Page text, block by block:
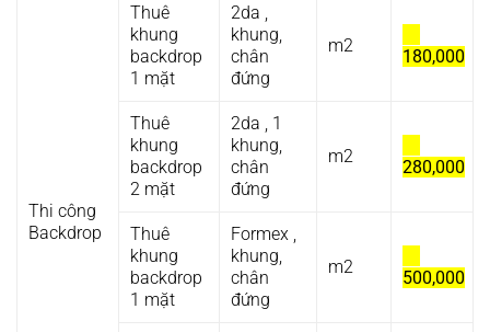
Thi công
Backdrop
Thuê
khung
backdrop
1 mặt
2da ,
khung,
chân
đứng
m2
180,000
Thuê
khung
backdrop
2 mặt
2da , 1
khung,
chân
đứng
m2
280,000
Thuê
khung
backdrop
1 mặt
Formex ,
khung,
chân
đứng
m2
500,000